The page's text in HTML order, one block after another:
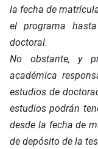
la fecha de
el programa
doctoral.
No obstante, y
académica
estudios de
estudios podrán
desde la fecha de
de depósito de la